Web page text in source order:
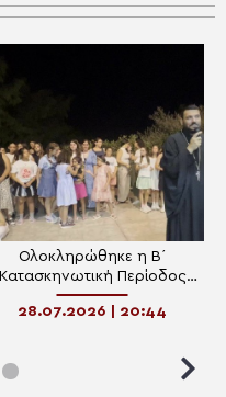
Ολοκληρώθηκε η Β΄
Κατασκηνωτική Περίοδος
της Αρχιεπισκοπής Κρήτης
στην Ανώπολη
28.07.2026 | 20:44